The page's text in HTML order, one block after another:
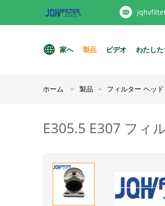
家へ 製品 ビデオ わたし
ホーム 製品 フィルター ヘッ
E305.5 E307 フィ